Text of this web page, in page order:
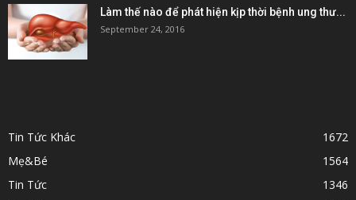
Làm thế nào để phát hiện kịp thời bệnh ung thư...
September 24, 2016
Tin Tức Khác
1672
Mẹ&Bé
1564
Tin Tức
1346